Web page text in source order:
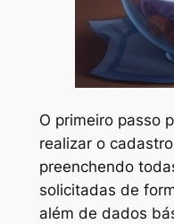
O primeiro passo
realizar o
preenchendo
solicitadas de
além de dados